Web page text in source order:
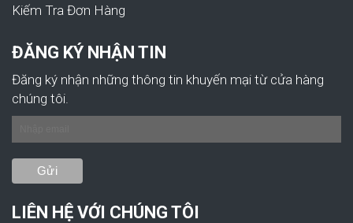
Kiếm Tra Đơn Hàng
ĐĂNG KÝ NHẬN TIN
Đăng ký nhận những thông tin khuyến mại từ cửa hàng
chúng tôi.
LIÊN HỆ VỚI CHÚNG TÔI